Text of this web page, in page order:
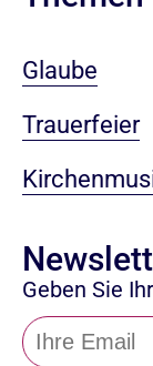
Glaube
Trauerfeier
Geben Sie